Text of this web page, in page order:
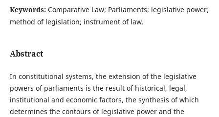
Keywords: Comparative Law; Parliaments; legislative power;
method of legislation; instrument of law.
Abstract
In constitutional systems, the extension of the legislative
powers of parliaments is the result of historical, legal,
institutional and economic factors, the synthesis of which
determines the contours of legislative power and the